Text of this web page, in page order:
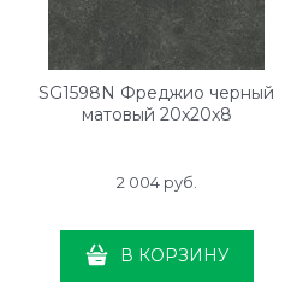
SG1598N Фреджио черный
матовый 20x20x8
2 004 руб.
В КОРЗИНУ